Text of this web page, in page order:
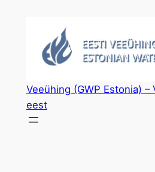
Veeühing (GWP Estonia) –
eest